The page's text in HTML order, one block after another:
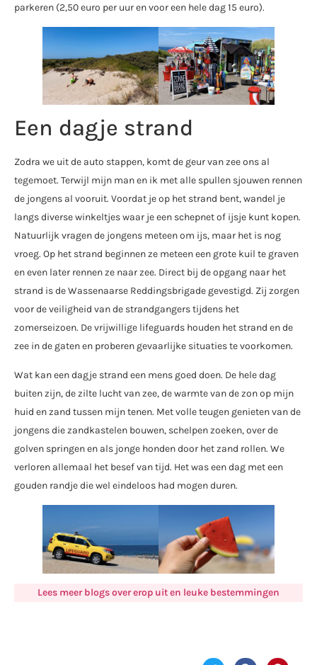
parkeren (2,50 euro per uur en voor een hele dag 15 euro).
Een dagje strand
Zodra we uit de auto stappen, komt de geur van zee ons al
tegemoet. Terwijl mijn man en ik met alle spullen sjouwen rennen
de jongens al vooruit. Voordat je op het strand bent, wandel je
langs diverse winkeltjes waar je een schepnet of ijsje kunt kopen.
Natuurlijk vragen de jongens meteen om ijs, maar het is nog
vroeg. Op het strand beginnen ze meteen een grote kuil te graven
en even later rennen ze naar zee. Direct bij de opgang naar het
strand is de Wassenaarse Reddingsbrigade gevestigd. Zij zorgen
voor de veiligheid van de strandgangers tijdens het
zomerseizoen. De vrijwillige lifeguards houden het strand en de
zee in de gaten en proberen gevaarlijke situaties te voorkomen.
Wat kan een dagje strand een mens goed doen. De hele dag
buiten zijn, de zilte lucht van zee, de warmte van de zon op mijn
huid en zand tussen mijn tenen. Met volle teugen genieten van de
jongens die zandkastelen bouwen, schelpen zoeken, over de
golven springen en als jonge honden door het zand rollen. We
verloren allemaal het besef van tijd. Het was een dag met een
gouden randje die wel eindeloos had mogen duren.
Lees meer blogs over erop uit en leuke bestemmingen